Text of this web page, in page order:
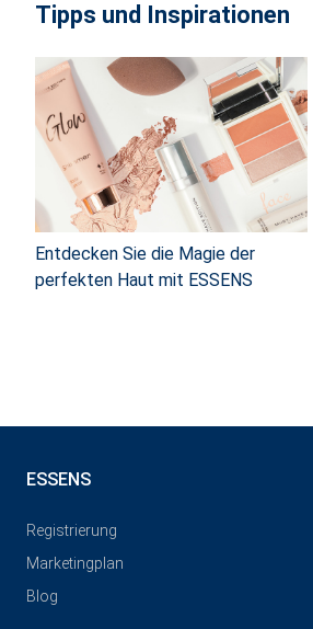
Tipps und Inspirationen
Entdecken Sie die Magie der
perfekten Haut mit ESSENS
ESSENS
Registrierung
Marketingplan
Blog